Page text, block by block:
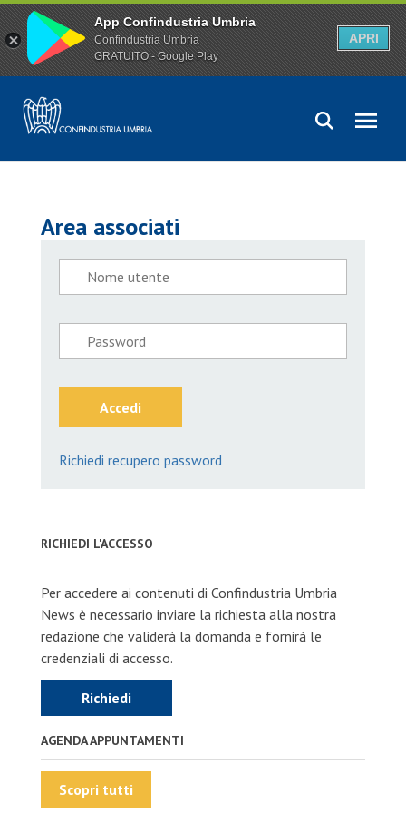
Area associati
Accedi
Richiedi recupero password
RICHIEDI L'ACCESSO
Per accedere ai contenuti di Confindustria Umbria
News è necessario inviare la richiesta alla nostra
redazione che validerà la domanda e fornirà le
credenziali di accesso.
Richiedi
AGENDA APPUNTAMENTI
Scopri tutti
App Confindustria Umbria
Confindustria Umbria
GRATUITO - Google Play
APRI